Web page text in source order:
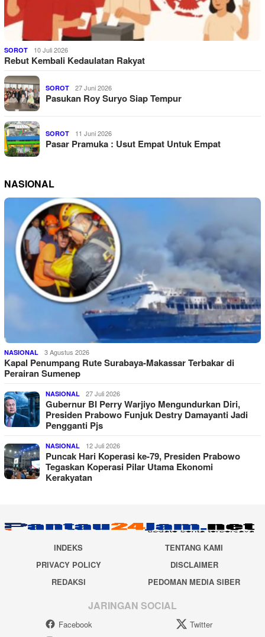
SOROT 10 Juli 2026
Rebut Kembali Kedaulatan Rakyat
SOROT 27 Juni 2026
Pasukan Roy Suryo Siap Tempur
SOROT 11 Juni 2026
Pasar Pramuka : Usut Empat Untuk Empat
NASIONAL
NASIONAL 3 Agustus 2026
Kapal Penumpang Rute Surabaya-Makassar Terbakar di
Perairan Sumenep
NASIONAL 27 Juli 2026
Gubernur BI Perry Warjiyo Mengundurkan Diri,
Presiden Prabowo Funjuk Destry Damayanti Jadi
Pengganti Pjs
NASIONAL 12 Juli 2026
Puncak Hari Koperasi ke-79, Presiden Prabowo
Tegaskan Koperasi Pilar Utama Ekonomi
Kerakyatan
INDEKS
TENTANG KAMI
PRIVACY POLICY
DISCLAIMER
REDAKSI
PEDOMAN MEDIA SIBER
JARINGAN SOCIAL
Facebook
Twitter